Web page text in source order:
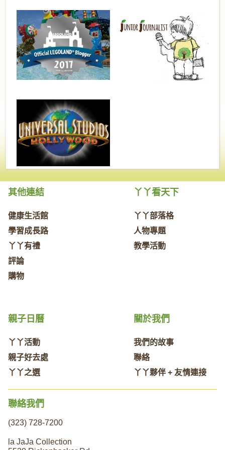
其他連結
健康生活館
學習成長路
丫丫有禮
評論
購物
丫丫看天下
丫丫部落格
人物專題
教學活動
關於我們
我們的故事
聯絡
丫丫夥伴 + 友情連接
親子日曆
丫丫活動
親子好去處
丫丫之選
聯絡我們
(323) 728-7200
la JaJa Collection